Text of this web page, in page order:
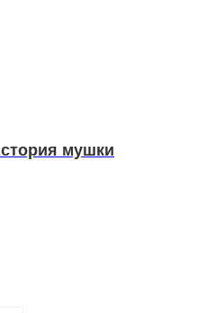
мушки